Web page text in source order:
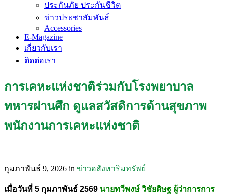
ประกันภัย ประกันชีวิต
ข่าวประชาสัมพันธ์
Accessories
E-Magazine
เกี่ยวกับเรา
ติดต่อเรา
การเคหะแห่งชาติร่วมกับโรงพยาบาล
ทหารผ่านศึก ดูแลสวัสดิการด้านสุขภาพ
พนักงานการเคหะแห่งชาติ
กุมภาพันธ์ 9, 2026 in ข่าวอสังหาริมทรัพย์
เมื่อวันที่ 5 กุมภาพันธ์ 2569 นายทวีพงษ์ วิชัยดิษฐ ผู้ว่าการการ